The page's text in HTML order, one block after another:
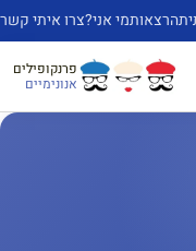
הרצאותמי אני?צרו איתי קשר
פרנקופילים
אנונימיים